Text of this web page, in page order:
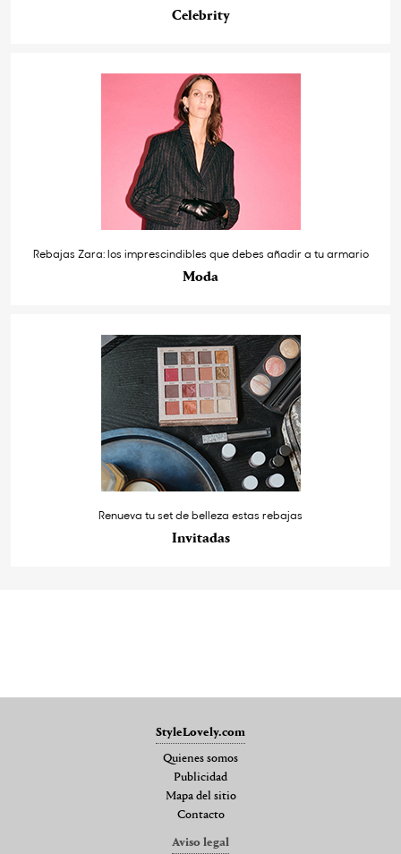
Celebrity
Rebajas Zara: los imprescindibles que debes añadir a tu armario
Moda
Renueva tu set de belleza estas rebajas
Invitadas
StyleLovely.com
Quienes somos
Publicidad
Mapa del sitio
Contacto
Aviso legal